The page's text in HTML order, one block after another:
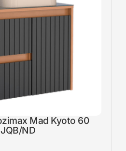
Mad Kyoto 60
JQB/ND